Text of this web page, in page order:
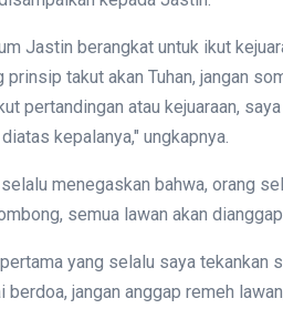
Jastin berangkat untuk ikut
prinsip takut akan Tuhan, jangan
pertandingan atau kejuaraan,
kepalanya," ungkapnya.
menegaskan bahwa, orang
semua lawan akan
yang selalu saya tekankan
berdoa, jangan anggap remeh